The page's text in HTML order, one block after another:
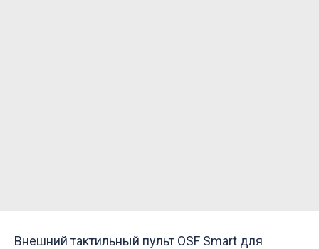
Внешний тактильный пульт OSF Smart для